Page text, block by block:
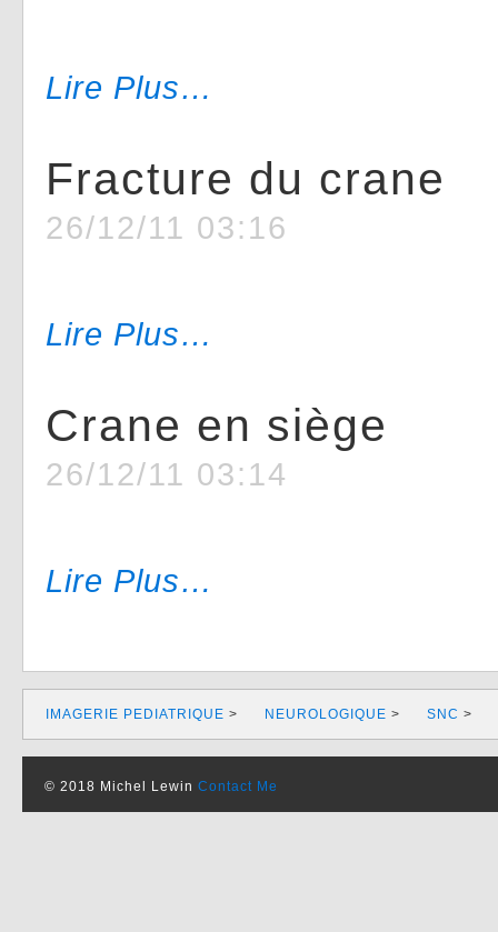
Lire Plus…
Fracture du crane
26/12/11 03:16
Lire Plus…
Crane en siège
26/12/11 03:14
Lire Plus…
IMAGERIE PEDIATRIQUE > NEUROLOGIQUE > SNC >
© 2018 Michel Lewin Contact Me